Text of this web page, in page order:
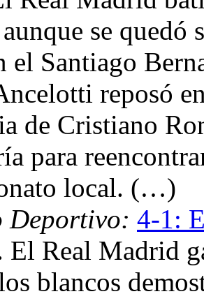
se quedó
el Santiago
reposó
de Cristiano
para
local. (…)
Deportivo: 4-1:
El Real Madrid
blancos